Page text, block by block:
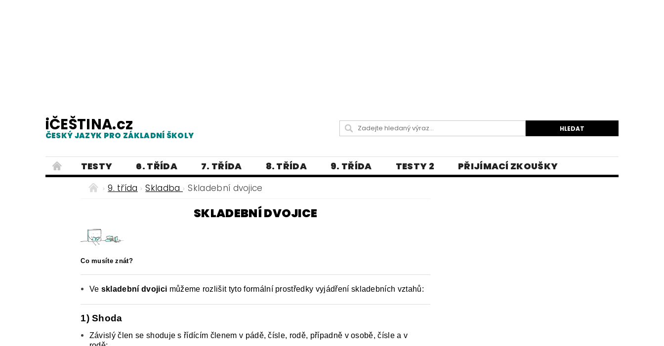
iČEŠTINA.cz
ČESKÝ JAZYK PRO ZÁKLADNÍ ŠKOLY
TESTY 6. TŘÍDA 7. TŘÍDA 8. TŘÍDA 9. TŘÍDA TESTY 2
PŘIJÍMACÍ ZKOUŠKY
PRAVOPIS
PRACOVNÍ LISTY LITERATURA
ČEŠTINA PRO UKRAJINCE - ЧЕСЬКА МОВА ДЛЯ УКРАЇНЦІВ
ČESKÝ JAZYK PRO STŘEDNÍ ŠKOLY
O NAŠICH STRÁNKÁCH
9. třída Skladba Skladební dvojice
SKLADEBNÍ DVOJICE
Co musíte znát?
Ve skladební dvojici můžeme rozlišit tyto formální prostředky vyjádření skladebních vztahů:
1) Shoda
Závislý člen se shoduje s řídícím členem v pádě, čísle, rodě, případně v osobě, čísle a v